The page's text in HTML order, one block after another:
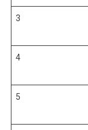
3
4
5